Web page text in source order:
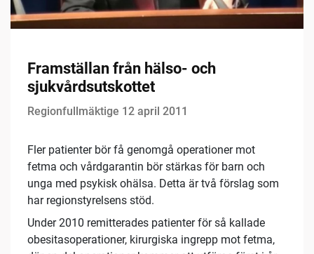
Framställan från hälso- och
sjukvårdsutskottet
Regionfullmäktige 12 april 2011
Fler patienter bör få genomgå operationer mot
fetma och vårdgarantin bör stärkas för barn och
unga med psykisk ohälsa. Detta är två förslag som
har regionstyrelsens stöd.
Under 2010 remitterades patienter för så kallade
obesitasoperationer, kirurgiska ingrepp mot fetma,